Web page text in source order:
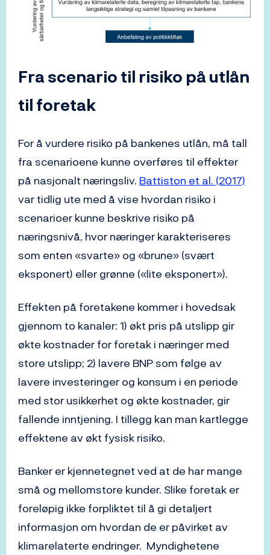
Fra scenario til risiko på utlån
til foretak
For å vurdere risiko på bankenes utlån, må tall
fra scenarioene kunne overføres til effekter
på nasjonalt næringsliv. Battiston et al. (2017)
var tidlig ute med å vise hvordan risiko i
scenarioer kunne beskrive risiko på
næringsnivå, hvor næringer karakteriseres
som enten «svarte» og «brune» (svært
eksponert) eller grønne («lite eksponert»).
Effekten på foretakene kommer i hovedsak
gjennom to kanaler: 1) økt pris på utslipp gir
økte kostnader for foretak i næringer med
store utslipp; 2) lavere BNP som følge av
lavere investeringer og konsum i en periode
med stor usikkerhet og økte kostnader, gir
fallende inntjening. I tillegg kan man kartlegge
effektene av økt fysisk risiko.
Banker er kjennetegnet ved at de har mange
små og mellomstore kunder. Slike foretak er
foreløpig ikke forpliktet til å gi detaljert
informasjon om hvordan de er påvirket av
klimarelaterte endringer. Myndighetene